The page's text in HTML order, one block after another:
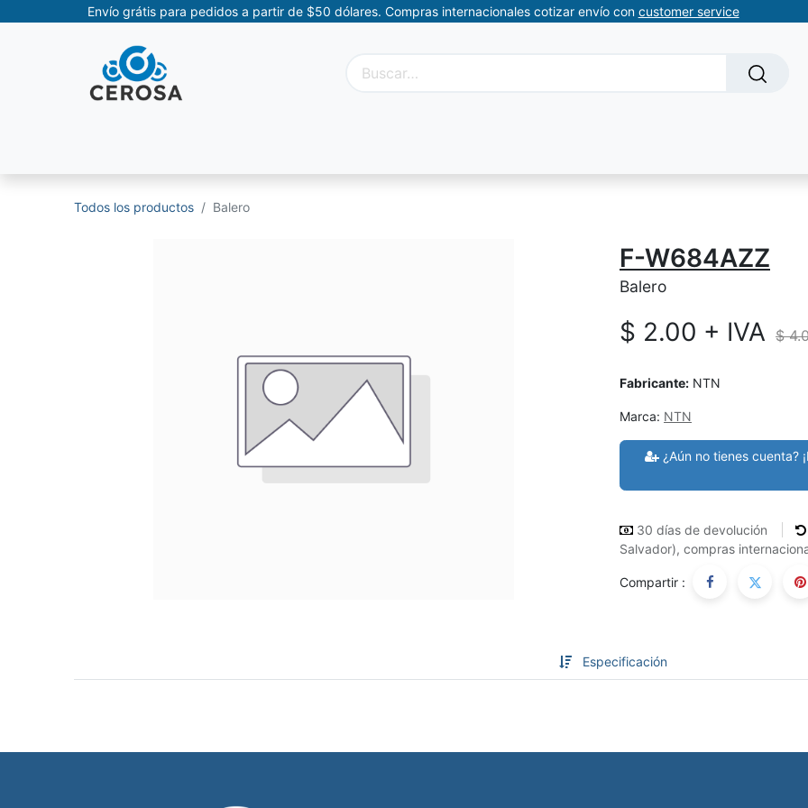
Envío grátis para pedidos a partir de $50 dólares. Compras internacionales cotizar envío con customer service
Todos los productos Balero
F-W684AZZ
Balero
$ 2.00 + IVA $
Fabricante: NTN
Marca: NTN
¿Aún no tienes cuenta?
30 días de devolución
Salvador), compras
Compartir :
Especificación